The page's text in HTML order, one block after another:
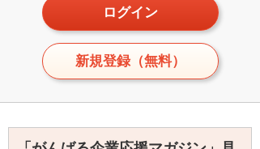
ログイン
新規登録（無料）